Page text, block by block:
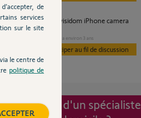
Plus de notification visidom iPhone camera
OC100
il y a environ 3 ans
Participer au fil de discussion
d'un spécialiste
de
services
sur le site
le centre de
politique de